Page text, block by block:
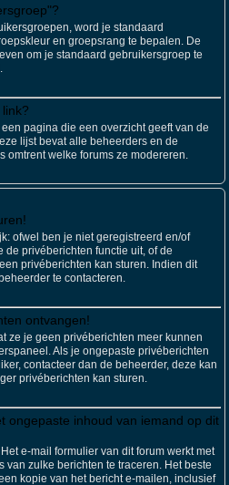
word je standaard
en groepsrang te bepalen. De
om je standaard gebruikersgroep te
pagina die een overzicht geeft van de
lijst bevat alle beheerders en de
omtrent welke forums ze modereren.
ofwel ben je niet geregistreerd en/of
privéberichten functie uit, of de
privéberichten kan sturen. Indien dit
te contacteren.
ontvangen!
ze je geen privéberichten meer kunnen
Als je ongepaste privéberichten
contacteer dan de beheerder, deze kan
privéberichten kan sturen.
ongepaste inhoud van iemand op dit
e-mail formulier van dit forum werkt met
van zulke berichten te traceren. Het beste
kopie van het bericht e-mailen, inclusief